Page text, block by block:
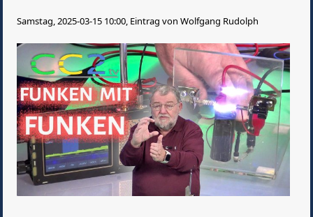
Samstag, 2025-03-15 10:00, Eintrag von Wolfgang Rudolph